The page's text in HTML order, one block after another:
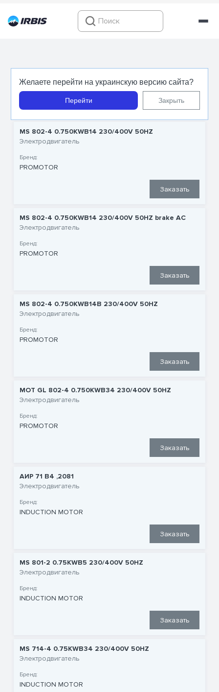
Желаете перейти на украинскую версию сайта?
Перейти Закрыть
Электродвигатели 0,75 квт
MS 802-4 0.750KWB14 230/400V 50HZ
Электродвигатель
Бренд:
PROMOTOR
Заказать
MS 802-4 0.750KWB14 230/400V 50HZ brake AC
Электродвигатель
Бренд:
PROMOTOR
Заказать
MS 802-4 0.750KWB14B 230/400V 50HZ
Электродвигатель
Бренд:
PROMOTOR
Заказать
MOT GL 802-4 0.750KWB34 230/400V 50HZ
Электродвигатель
Бренд:
PROMOTOR
Заказать
АИР 71 В4 ,2081
Электродвигатель
Бренд:
INDUCTION MOTOR
Заказать
MS 801-2 0.75KWB5 230/400V 50HZ
Электродвигатель
Бренд:
INDUCTION MOTOR
Заказать
MS 714-4 0.75KWB34 230/400V 50HZ
Электродвигатель
Бренд:
INDUCTION MOTOR